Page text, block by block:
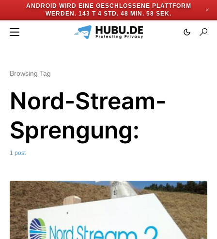
ANDROID WIRD EINE GESCHLOSSENE PLATTFORM
WERDEN. 143 T 4 STD. 48 MIN. 58 SEK.
✕
Browsing Tag
Nord-Stream-
Sprengung:
1 post